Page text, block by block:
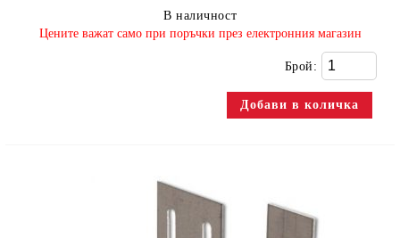
В наличност
​Цените важат само при поръчки през електронния магазин
Брой: